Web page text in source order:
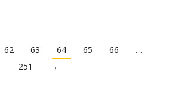
62 63 64 65 66
…
251
→